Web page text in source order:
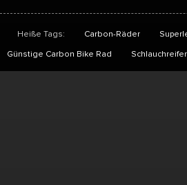
Heiße Tags: Carbon-Räder
Günstige Carbon Bike Rad